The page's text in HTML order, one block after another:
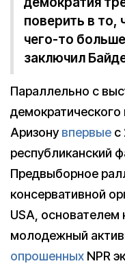
поверить в то,
чего-то
заключил
Параллельно с
Аризонувпервые с
республиканский
Предвыборное
консервативной
USA, основателем
молодежный
опрошенных NPR